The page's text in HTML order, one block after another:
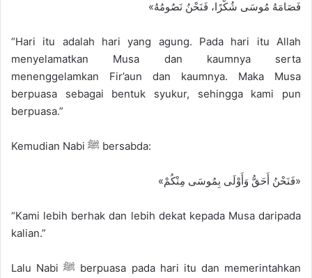
فَصَامَهُ مُوسَى شُكْرًا، فَنَحْنُ نَصُومُهُ»
“Hari itu adalah hari yang agung. Pada hari itu Allah
menyelamatkan Musa dan kaumnya serta
menenggelamkan Fir’aun dan kaumnya. Maka Musa
berpuasa sebagai bentuk syukur, sehingga kami pun
berpuasa.”
Kemudian Nabi ﷺ bersabda:
«فَنَحْنُ أَحَقُّ وَأَوْلَى بِمُوسَى مِنْكُمْ»
“Kami lebih berhak dan lebih dekat kepada Musa daripada
kalian.”
Lalu Nabi ﷺ berpuasa pada hari itu dan memerintahkan